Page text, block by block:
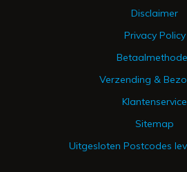
Disclaimer
Privacy Policy
Verzending &
Klantenservice
Sitemap
Uitgesloten Postcodes